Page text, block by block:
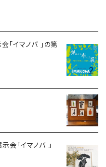
イマノバ 」の第
「イマノバ 」